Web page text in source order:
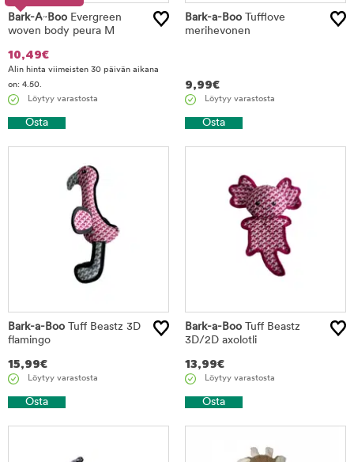
%
Bark-A-Boo Evergreen
woven body peura M
10,49€
Alin hinta viimeisten 30 päivän aikana
on: 4.50.
Löytyy varastosta
Osta
Bark-a-Boo Tufflove
merihevonen
9,99€
Löytyy varastosta
Osta
Bark-a-Boo Tuff Beastz 3D
flamingo
15,99€
Löytyy varastosta
Osta
Bark-a-Boo Tuff Beastz
3D/2D axolotli
13,99€
Löytyy varastosta
Osta